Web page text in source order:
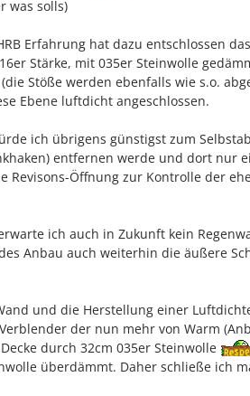
was solls)
Erfahrung hat dazu entschlossen
Stärke, mit 035er Steinwolle
Stöße werden ebenfalls wie s.o.
Ebene luftdicht angeschlossen.
ich übrigens günstigst zum
entfernen werde und dort nur
Revisons-Öffnung zur Kontrolle der
ich auch in Zukunft kein
Anbau auch weiterhin die äußere
und die Herstellung einer
der nun mehr von Warm
durch 32cm 035er Steinwolle
überdämmt. Daher schließe ich